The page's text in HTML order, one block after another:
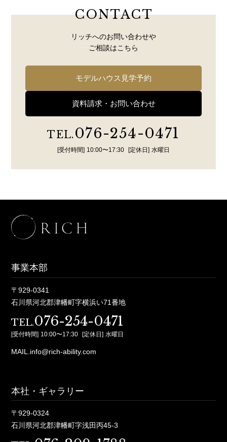
CONTACT
リッチへのお問い合わせや
ご相談はこちら
モデルハウス見学予約
資料請求・お問い合わせ
TEL.076-254-0471
[受付時間] 10:00〜17:30 [定休日] 水曜日
事業本部
〒929-0341
石川県河北郡津幡町字横浜い71番地
TEL.076-254-0471
[受付時間] 10:00〜17:30 [定休日] 水曜日
MAIL.info@rich-ability.com
本社・ギャラリー
〒929-0324
石川県河北郡津幡町字浅田丙45-3